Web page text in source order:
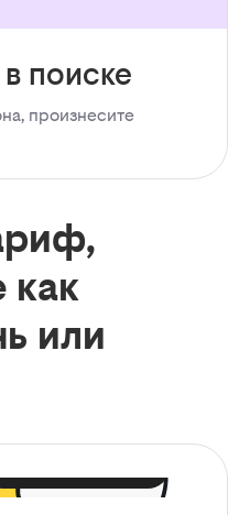
поиске
произнесите
как
или